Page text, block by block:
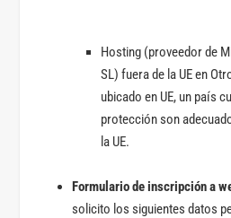
Hosting (proveedor de
SL) fuera de la UE en
ubicado en UE, un país
protección son
la UE.
Formulario de inscripción a
solicito los siguientes datos